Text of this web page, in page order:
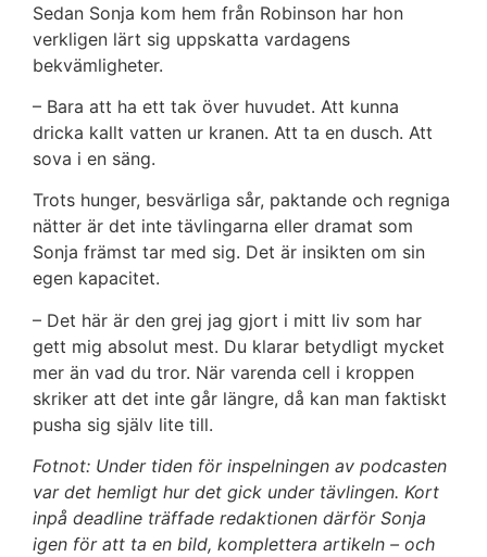
Sedan Sonja kom hem från Robinson har hon
verkligen lärt sig uppskatta vardagens
bekvämligheter.
– Bara att ha ett tak över huvudet. Att kunna
dricka kallt vatten ur kranen. Att ta en dusch. Att
sova i en säng.
Trots hunger, besvärliga sår, paktande och regniga
nätter är det inte tävlingarna eller dramat som
Sonja främst tar med sig. Det är insikten om sin
egen kapacitet.
– Det här är den grej jag gjort i mitt liv som har
gett mig absolut mest. Du klarar betydligt mycket
mer än vad du tror. När varenda cell i kroppen
skriker att det inte går längre, då kan man faktiskt
pusha sig själv lite till.
Fotnot: Under tiden för inspelningen av podcasten
var det hemligt hur det gick under tävlingen. Kort
inpå deadline träffade redaktionen därför Sonja
igen för att ta en bild, komplettera artikeln – och